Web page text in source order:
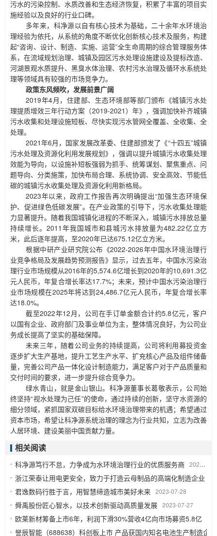
污水的污染控制、水质改善和生态经济恢复，积累了丰富的项目实
施经验以及良好的行业口碑。
多年来，科净源以自有核心技术为基础，二十余年水环境治
理经验为依托，从系统的角度不断优化创新核心技术及服务，构建
起“咨询、设计、制造、实施、运营”全生命周期的综合管理服务体
系，在流域规划治理、城镇及园区污水处理设施建设及提标改造、
河湖景观水质提升、黑臭水体治理、农村污水治理及循环水系统处
理等领域具有较强的市场竞争力。
政策东风频吹，发展前景广阔
2019年4月，住建部、生态环境部等部门颁布《城镇污水处
理提质增效三年行动方案（2019-2021）年》，强调加快补齐城镇
污水收集和处理设施短板、尽快实现污水管网全覆盖、全收集、全
处理。
2021年6月，国家发展改革委、住建部颁发了《“十四五”城镇
污水处理及资源化利用发展规划》，强调以提升城镇污水收集处理
效能为导向，以设施补短板强弱为抓手、统筹谋划、聚焦重点、问
题导向、分类施策，加快布局合理、系统协调、安全高效、节能低
碳的城镇污水收集处理及资源化利用新格局。
2023年以来，政府工作报告再次明确提出“加强生态环境保
护、促进绿色低碳发展”。在产业政策的引导下，污水收集处理能
力显著提升。随着我国城镇化进程的不断深入，城镇污水排放总量
持续增长。2011年我国城市和县城污水排放量为482.22亿立方
米，此后逐年提高，至2020年已达675.12亿立方米。
根据中研产业研究院公布《2022-2026年中国水环境治理行
业竞争格局及发展趋势预测报告》显示，过去五年，中国水污染治
理行业市场规模从2016年的5,574.6亿增长到2020年的10,691.3亿
元人民币，年复合增长率达17.7%；未来，预计中国水污染治理行
业市场规模在2025年将达到24,486.7亿元人民币，年复合增长率
达18.0%。
截至2022年12月，公司在手订单金额合计约5.8亿元，客户
以国有企业、政府部门及事业单位为主，整体情况良好，为公司业
务成长提高了坚实的基础保障。
未来三年，随着公司业务的持续提高，公司将利用募投资金
逐步扩大生产基地，提升工艺生产水平、扩充核心产品及组件储备
量，完善公司产品一体化设计制造能力，满足客户对于产品质量和
交付时间的要求，进一步提升综合竞争力。
绿水青山，就是金山银山。科净源董事长葛敬表示，公司始
终坚持“视水处理为己任”的使命，通过持续的创新，坚守水资源的
细分领域，紧抓国家双碳目标给水环境治理带来的机遇；希望通过
资本市场，希望让科净源系统治理的理念为行业共知，立志为改善
人居环境、建设美丽中国贡献力量。
相关阅读
科净源笃行不怠，力争成为水环境治理行业的优质服务商 2023-08-16
浙江荣泰让用电更安全，致力于打造云母制品的高端化制造企业
君逸数码行胜于言，用智慧缔造城市美好未来 2023-07-28
舜禹股份匠心智水，以技术创新驱动高质量发展 2023-07-27
欧莱新材筹备上市6年，利润下滑30%营收4亿向市场募资5.8亿
誉辰智能（688638）科创板上市 产品获国内知名电池生产制造企